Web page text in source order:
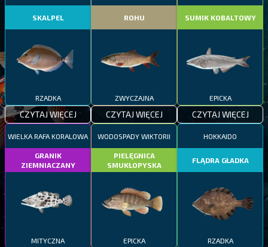
SKALPEL
RZADKA
CZYTAJ WIĘCEJ
ROHU
ZWYCZAJNA
CZYTAJ WIĘCEJ
SUMIK KOBALTOWY
EPICKA
CZYTAJ WIĘCEJ
WIELKA RAFA KORALOWA
GRANIK
ZIEMNIACZANY
MITYCZNA
WODOSPADY WIKTORII
PIELĘGNICA
SMUKŁOPYSKA
EPICKA
HOKKAIDO
FLĄDRA GŁADKA
RZADKA